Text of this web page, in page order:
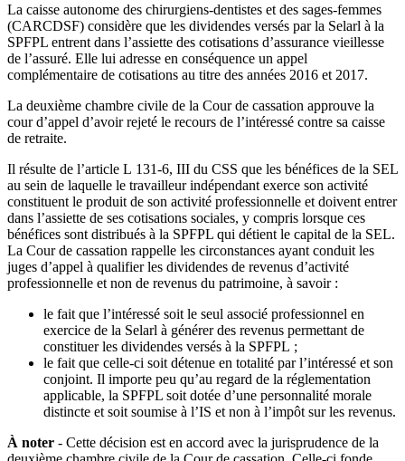
La caisse autonome des chirurgiens‑dentistes et des sages‑femmes
(CARCDSF) considère que les dividendes versés par la Selarl à la
SPFPL entrent dans l’assiette des cotisations d’assurance vieillesse
de l’assuré. Elle lui adresse en conséquence un appel
complémentaire de cotisations au titre des années 2016 et 2017.
La deuxième chambre civile de la Cour de cassation approuve la
cour d’appel d’avoir rejeté le recours de l’intéressé contre sa caisse
de retraite.
Il résulte de l’article L 131‑6, III du CSS que les bénéfices de la SEL
au sein de laquelle le travailleur indépendant exerce son activité
constituent le produit de son activité professionnelle et doivent entrer
dans l’assiette de ses cotisations sociales, y compris lorsque ces
bénéfices sont distribués à la SPFPL qui détient le capital de la SEL.
La Cour de cassation rappelle les circonstances ayant conduit les
juges d’appel à qualifier les dividendes de revenus d’activité
professionnelle et non de revenus du patrimoine, à savoir :
le fait que l’intéressé soit le seul associé professionnel en
exercice de la Selarl à générer des revenus permettant de
constituer les dividendes versés à la SPFPL ;
le fait que celle‑ci soit détenue en totalité par l’intéressé et son
conjoint. Il importe peu qu’au regard de la réglementation
applicable, la SPFPL soit dotée d’une personnalité morale
distincte et soit soumise à l’IS et non à l’impôt sur les revenus.
À noter - Cette décision est en accord avec la jurisprudence de la